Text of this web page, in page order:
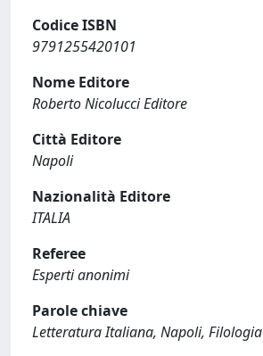
Codice ISBN
9791255420101
Nome Editore
Roberto Nicolucci Editore
Città Editore
Napoli
Nazionalità Editore
ITALIA
Referee
Esperti anonimi
Parole chiave
Letteratura Italiana, Napoli, Filologia